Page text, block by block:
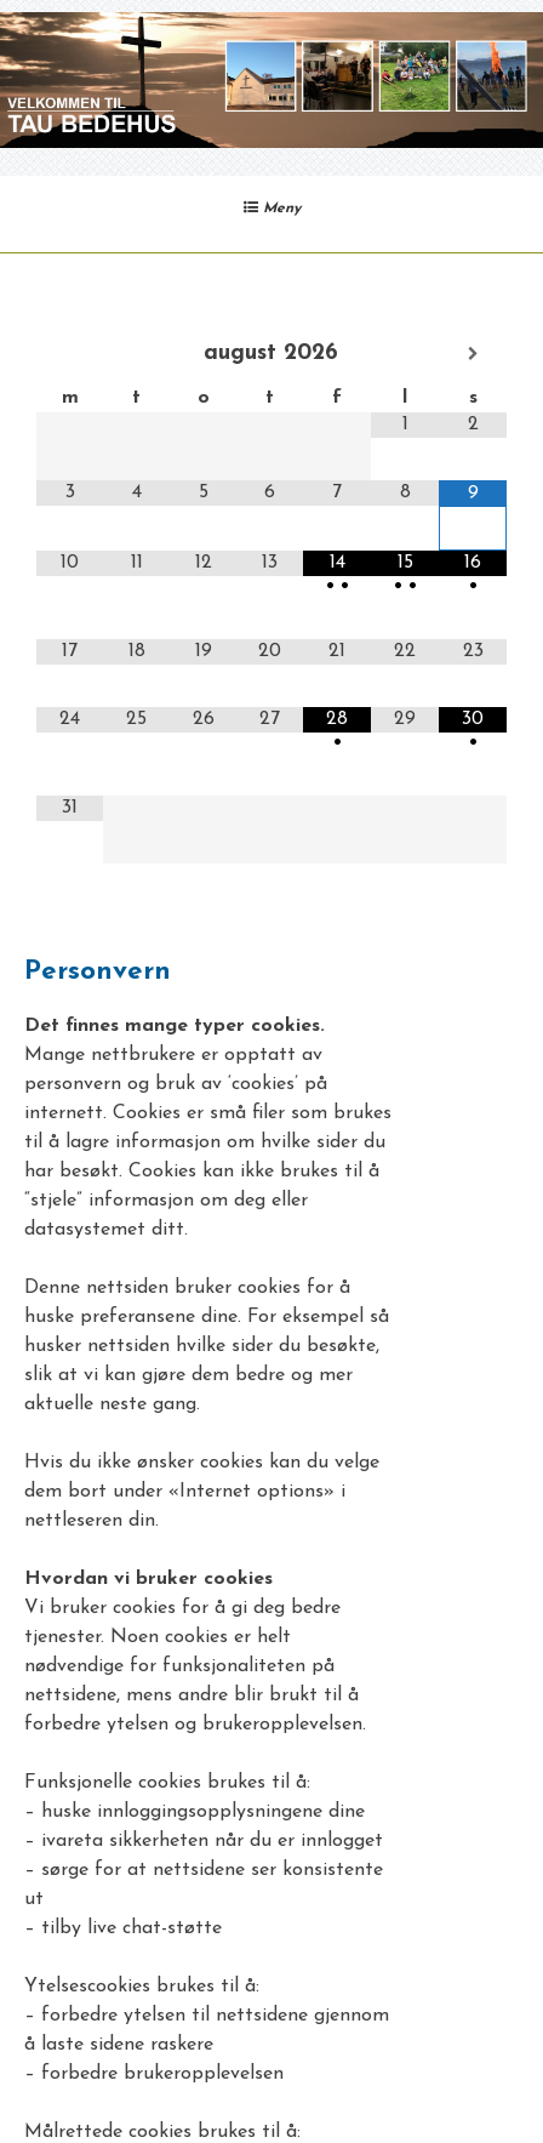
Gå
til
innhold
Meny
august 2026
m t o t f
s
1
2
3 4 5 6 7 8 9
10 11 12 13
14
• •
15
• •
16
•
17 18 19 20 21 22 23
24 25 26 27
28
•
29
30
•
31
Personvern
Det finnes mange typer cookies.
Mange nettbrukere er opptatt av
personvern og bruk av ‘cookies’ på
internett. Cookies er små filer som brukes
til å lagre informasjon om hvilke sider du
har besøkt. Cookies kan ikke brukes til å
“stjele” informasjon om deg eller
datasystemet ditt.
Denne nettsiden bruker cookies for å
huske preferansene dine. For eksempel så
husker nettsiden hvilke sider du besøkte,
slik at vi kan gjøre dem bedre og mer
aktuelle neste gang.
Hvis du ikke ønsker cookies kan du velge
dem bort under «Internet options» i
nettleseren din.
Hvordan vi bruker cookies
Vi bruker cookies for å gi deg bedre
tjenester. Noen cookies er helt
nødvendige for funksjonaliteten på
nettsidene, mens andre blir brukt til å
forbedre ytelsen og brukeropplevelsen.
Funksjonelle cookies brukes til å:
– huske innloggingsopplysningene dine
– ivareta sikkerheten når du er innlogget
– sørge for at nettsidene ser konsistente
ut
– tilby live chat-støtte
Ytelsescookies brukes til å:
– forbedre ytelsen til nettsidene gjennom
å laste sidene raskere
– forbedre brukeropplevelsen
Målrettede cookies brukes til å: